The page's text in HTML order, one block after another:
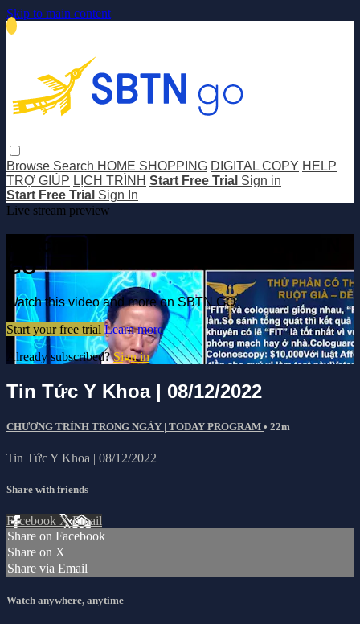
Skip to main content
Browse Search HOME SHOPPING DIGITAL COPY HELP
TRỢ GIÚP LỊCH TRÌNH Start Free Trial Sign in
Start Free Trial Sign In
Live stream preview
Watch this video and more on SBTN
GO
Watch this video and more on SBTN GO
Start your free trial Learn more
Already subscribed?Sign in
Tin Tức Y Khoa | 08/12/2022
CHƯƠNG TRÌNH TRONG NGÀY | TODAY PROGRAM • 22m
Tin Tức Y Khoa | 08/12/2022
Share with friends
Facebook XEmail
Share on Facebook
Share on X
Share via Email
Watch anywhere, anytime